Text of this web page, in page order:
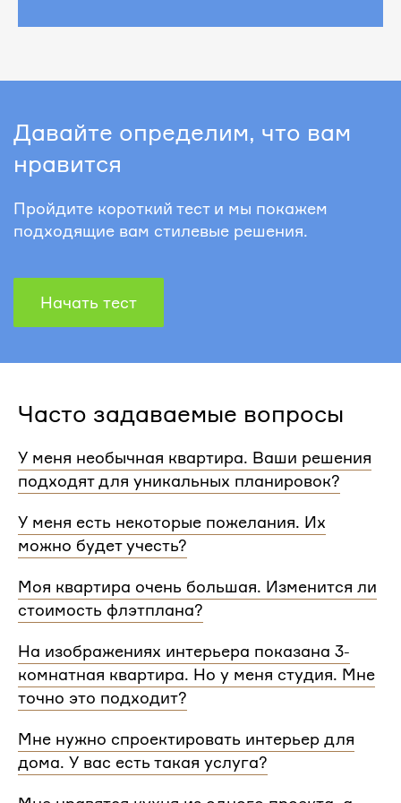
Давайте определим, что вам
нравится
Пройдите короткий тест и мы покажем
подходящие вам стилевые решения.
Начать тест
Часто задаваемые вопросы
У меня необычная квартира. Ваши решения
подходят для уникальных планировок?
планировки и учтем особенности вашей
квартиры.
У меня есть некоторые пожелания. Их
можно будет учесть?
согласуем с вами планировочное решение,
расстановку мебели и важные детали. Вы
дизайнером Flatplan
Моя квартира очень большая. Изменится ли
стоимость флэтплана?
площади. Однако если у вас многоэтажный дом
или квартира, нужно будет купить флэтплан для
каждого этажа.
На изображениях интерьера показана 3-
комнатная квартира. Но у меня студия. Мне
точно это подходит?
и учитываем все детали. Любой стиль интерьера
на нашем сайте может быть адаптирован для
Мне нужно спроектировать интерьер для
дома. У вас есть такая услуга?